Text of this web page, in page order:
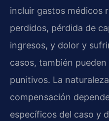
incluir gastos médicos
perdidos, pérdida de
ingresos, y dolor y
casos, también
punitivos. La
compensación
específicos del caso y